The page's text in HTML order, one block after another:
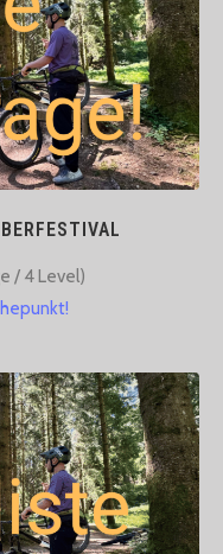
/ 4 Level)​